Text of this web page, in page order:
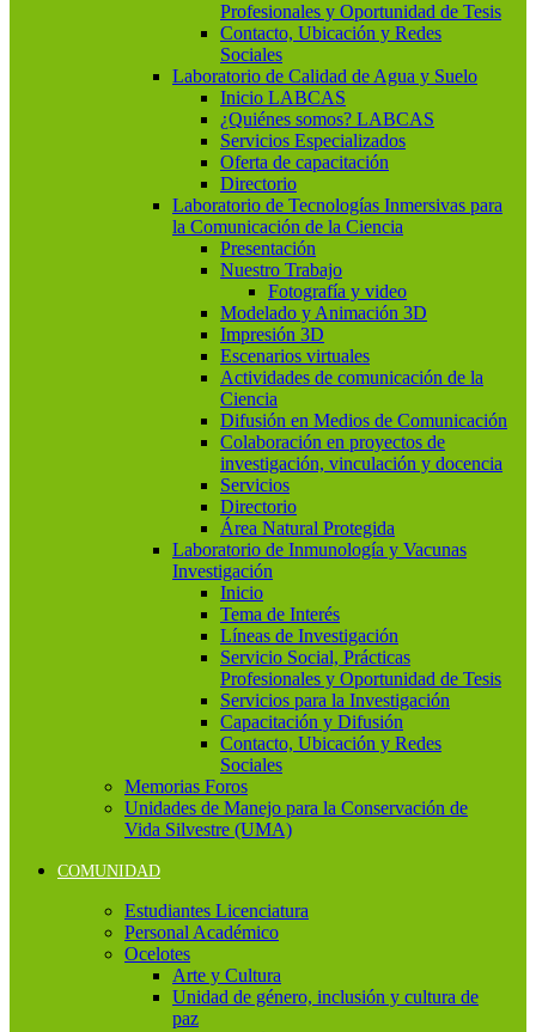
Profesionales y Oportunidad de Tesis
Contacto, Ubicación y Redes
Sociales
Laboratorio de Calidad de Agua y Suelo
Inicio LABCAS
¿Quiénes somos? LABCAS
Servicios Especializados
Oferta de capacitación
Directorio
Laboratorio de Tecnologías Inmersivas para
la Comunicación de la Ciencia
Presentación
Nuestro Trabajo
Fotografía y video
Modelado y Animación 3D
Impresión 3D
Escenarios virtuales
Actividades de comunicación de la
Ciencia
Difusión en Medios de Comunicación
Colaboración en proyectos de
investigación, vinculación y docencia
Servicios
Directorio
Área Natural Protegida
Laboratorio de Inmunología y Vacunas
Investigación
Inicio
Tema de Interés
Líneas de Investigación
Servicio Social, Prácticas
Profesionales y Oportunidad de Tesis
Servicios para la Investigación
Capacitación y Difusión
Contacto, Ubicación y Redes
Sociales
Memorias Foros
Unidades de Manejo para la Conservación de
Vida Silvestre (UMA)
COMUNIDAD
Estudiantes Licenciatura
Personal Académico
Ocelotes
Arte y Cultura
Unidad de género, inclusión y cultura de
paz